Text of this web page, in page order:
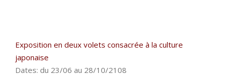
Exposition en deux volets consacrée à la culture
japonaise
Dates: du 23/06 au 28/10/2108